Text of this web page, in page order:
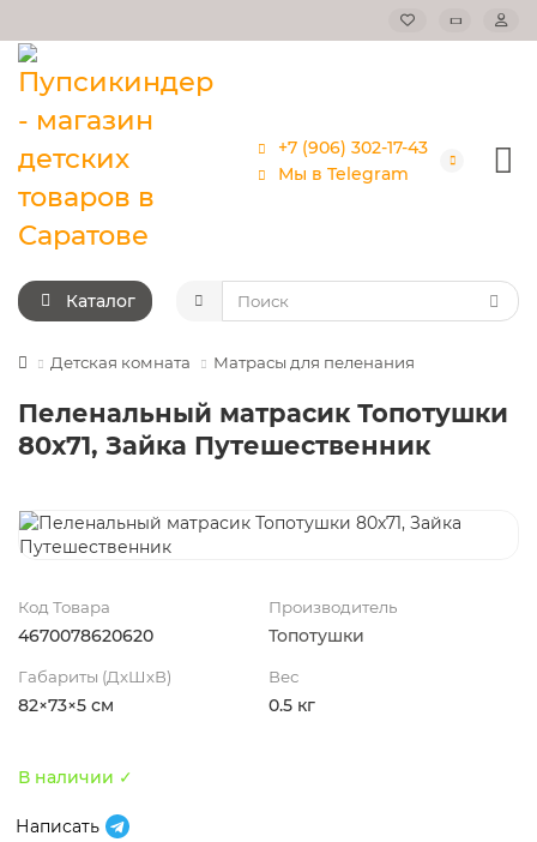
+7 (906) 302-17-43
Мы в Telegram
Каталог
Детская комната Матрасы для пеленания
Пеленальный матрасик Топотушки
80х71, Зайка Путешественник
Код Товара
4670078620620
Производитель
Топотушки
Габариты (ДхШхВ)
82×73×5 см
Вес
0.5 кг
В наличии ✓
Написать